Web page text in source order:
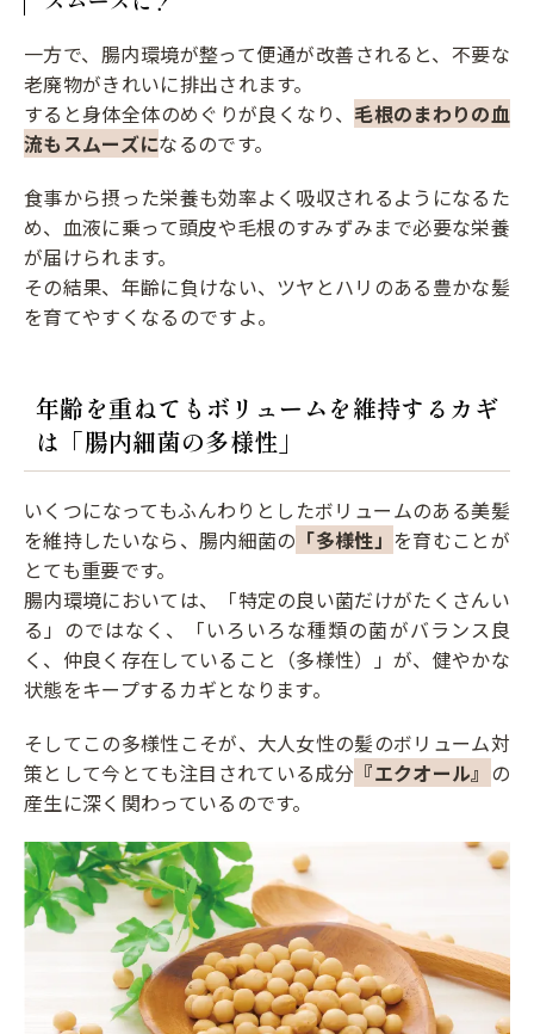
一方で、腸内環境が整って便通が改善されると、不要な
老廃物がきれいに排出されます。
すると身体全体のめぐりが良くなり、 毛根のまわりの血
流もスムーズになるのです。
食事から摂った栄養も効率よく吸収されるようになるた
め、血液に乗って頭皮や毛根のすみずみまで必要な栄養
が届けられます。
その結果、年齢に負けない、ツヤとハリのある豊かな髪
を育てやすくなるのですよ。
年齢を重ねてもボリュームを維持するカギ
は「腸内細菌の多様性」
いくつになってもふんわりとしたボリュームのある美髪
を維持したいなら、腸内細菌の 「多様性」 を育むことが
とても重要です。
腸内環境においては、「特定の良い菌だけがたくさんい
る」のではなく、「いろいろな種類の菌がバランス良
く、仲良く存在していること（多様性）」が、健やかな
状態をキープするカギとなります。
そしてこの多様性こそが、大人女性の髪のボリューム対
策として今とても注目されている成分 『エクオール』 の
産生に深く関わっているのです。